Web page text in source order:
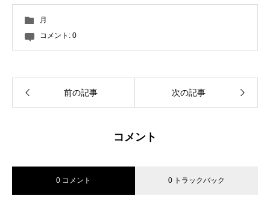
月
コメント: 0
前の記事 次の記事
コメント
0 コメント 0 トラックバック